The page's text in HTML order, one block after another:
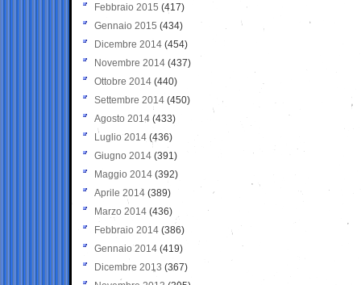
Febbraio 2015 (417)
Gennaio 2015 (434)
Dicembre 2014 (454)
Novembre 2014 (437)
Ottobre 2014 (440)
Settembre 2014 (450)
Agosto 2014 (433)
Luglio 2014 (436)
Giugno 2014 (391)
Maggio 2014 (392)
Aprile 2014 (389)
Marzo 2014 (436)
Febbraio 2014 (386)
Gennaio 2014 (419)
Dicembre 2013 (367)